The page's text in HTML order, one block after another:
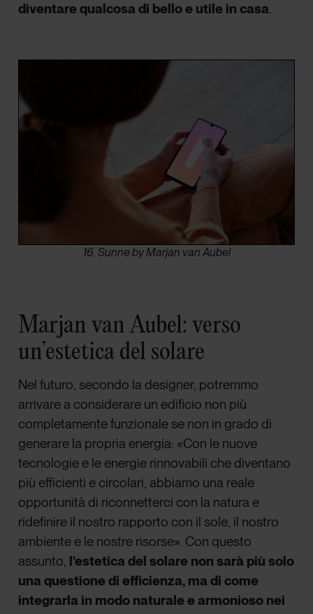
diventare qualcosa di bello e utile in casa.
16. Sunne by Marjan van Aubel
Marjan van Aubel: verso
un’estetica del solare
Nel futuro, secondo la designer, potremmo
arrivare a considerare un edificio non più
completamente funzionale se non in grado di
generare la propria energia: «Con le nuove
tecnologie e le energie rinnovabili che diventano
più efficienti e circolari, abbiamo una reale
opportunità di riconnetterci con la natura e
ridefinire il nostro rapporto con il sole, il nostro
ambiente e le nostre risorse». Con questo
assunto, l’estetica del solare non sarà più solo
una questione di efficienza, ma di come
integrarla in modo naturale e armonioso nei